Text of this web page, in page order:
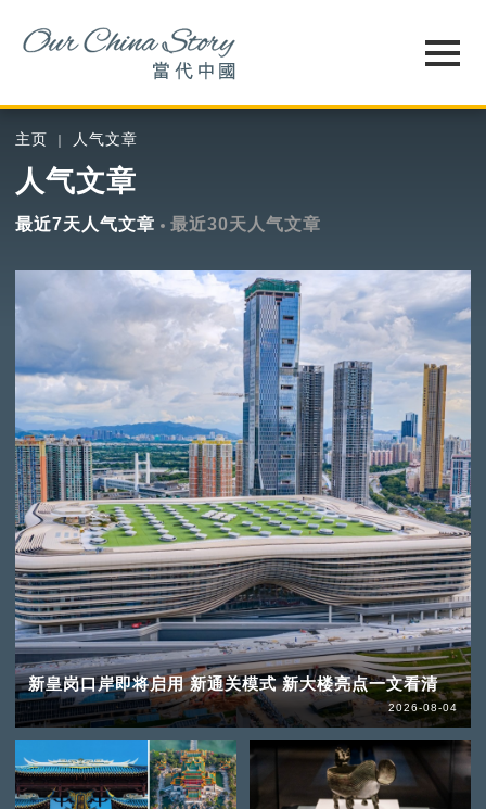
主页 人气文章
人气文章
最近7天人气文章 最近30天人气文章
新皇岗口岸即将启用 新通关模式 新大楼亮点一文看清
2026-08-04